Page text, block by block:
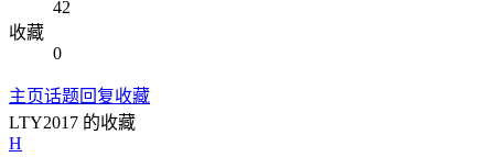
42
收藏
0
主页话题回复收藏
LTY2017 的收藏
H